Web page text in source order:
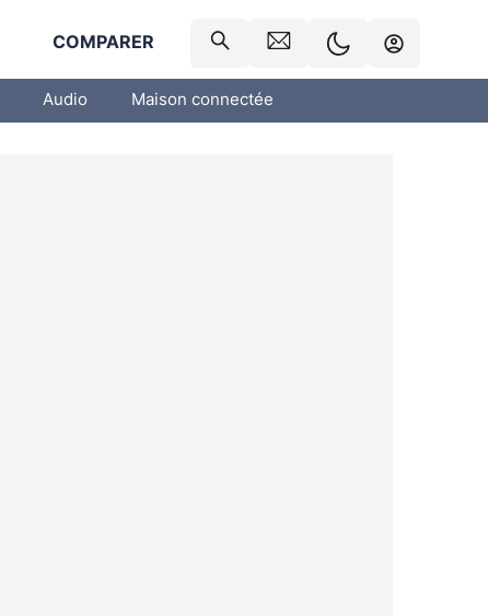
COMPARER
Audio Maison connectée